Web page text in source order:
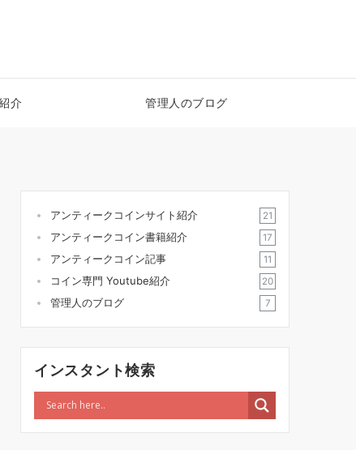
介 管理人のブログ
アンティークコインサイト紹介 21
アンティークコイン書籍紹介 17
アンティークコイン記事 11
コイン専門 Youtube紹介 20
管理人のブログ 7
インスタント検索